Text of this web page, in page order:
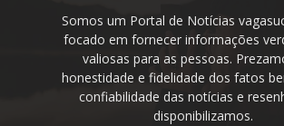
Somos um Portal de Notícias
focado em fornecer informações
valiosas para as pessoas.
honestidade e fidelidade dos fatos
confiabilidade das notícias e
disponibilizamos.